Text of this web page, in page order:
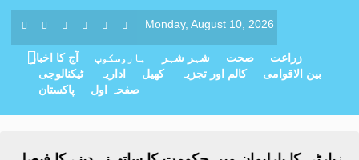
Monday, August 10, 2026
آج کا اخبار ہاروسکوپ شہر شہر صحت
زراعت
ٹیکنالوجی
اداریہ کھیل کالم اور تجزیہ
بین الاقوامی
پاکستان
صفحہ اول